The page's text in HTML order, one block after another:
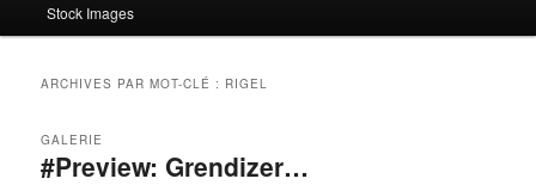
Stock Images
ARCHIVES PAR MOT-CLÉ : RIGEL
#Preview: Grendizer…
GALERIE